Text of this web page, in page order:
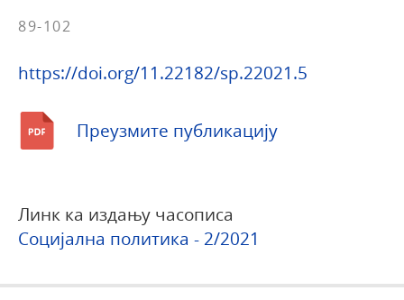
89-102
https://doi.org/11.22182/sp.22021.5
Преузмите публикацију
Линк ка издању часописа
Социјална политика - 2/2021